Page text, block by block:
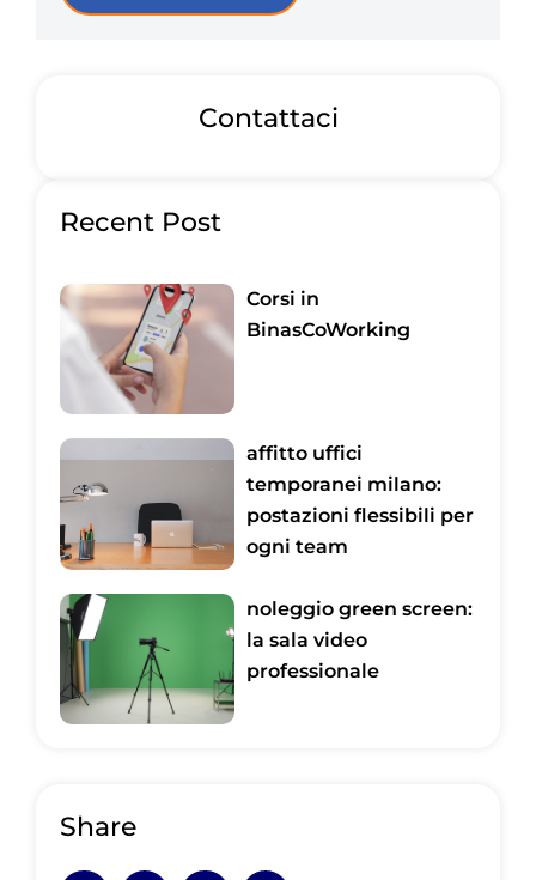
Contattaci
Recent Post
Corsi in
BinasCoWorking
affitto uffici
temporanei milano:
postazioni flessibili per
ogni team
noleggio green screen:
la sala video
professionale
Share